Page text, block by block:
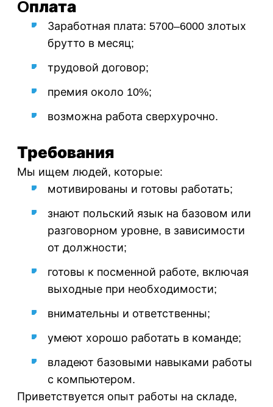
Oплата
Заработная плата: 5700–6000 злотых
брутто в месяц;
трудовой договор;
премия около 10%;
возможна работа сверхурочно.
Требования
Мы ищем людей, которые:
мотивированы и готовы работать;
знают польский язык на базовом или
разговорном уровне, в зависимости
от должности;
готовы к посменной работе, включая
выходные при необходимости;
внимательны и ответственны;
умеют хорошо работать в команде;
владеют базовыми навыками работы
с компьютером.
Приветствуется опыт работы на складе,